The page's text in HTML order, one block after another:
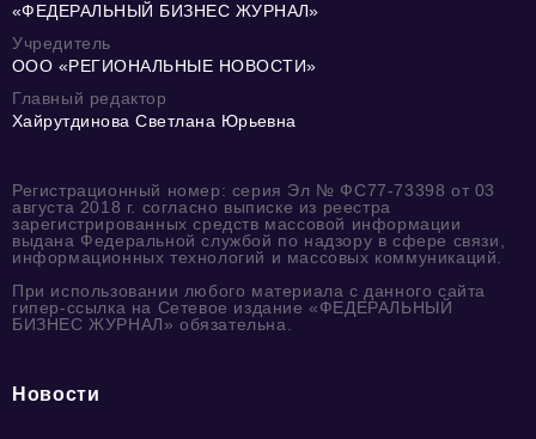
«ФЕДЕРАЛЬНЫЙ БИЗНЕС ЖУРНАЛ»
Учредитель
ООО «РЕГИОНАЛЬНЫЕ НОВОСТИ»
Главный редактор
Хайрутдинова Светлана Юрьевна
Регистрационный номер: серия Эл № ФС77-73398 от 03
августа 2018 г. согласно выписке из реестра
зарегистрированных средств массовой информации
выдана Федеральной службой по надзору в сфере связи,
информационных технологий и массовых коммуникаций.
При использовании любого материала с данного сайта
гипер-ссылка на Сетевое издание «ФЕДЕРАЛЬНЫЙ
БИЗНЕС ЖУРНАЛ» обязательна.
Новости